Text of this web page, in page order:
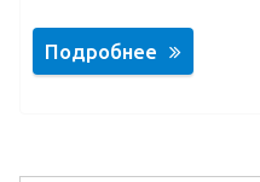
Подробнее